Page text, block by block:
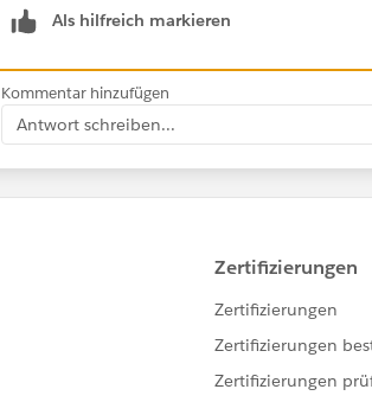
NOT( ISCHANGED( Field 1 )) ,
NOT( ISCHANGED( Field 3 ))
)
)
Als hilfreich markieren
Kommentar hinzufügen
Antwort schreiben...